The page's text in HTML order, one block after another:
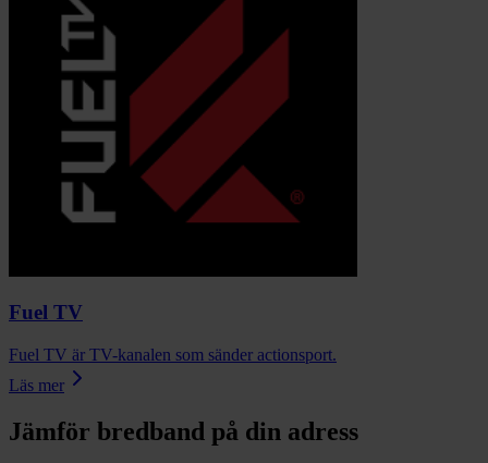
Fuel TV
Fuel TV är TV-kanalen som sänder actionsport.
Läs mer
Jämför bredband på din adress